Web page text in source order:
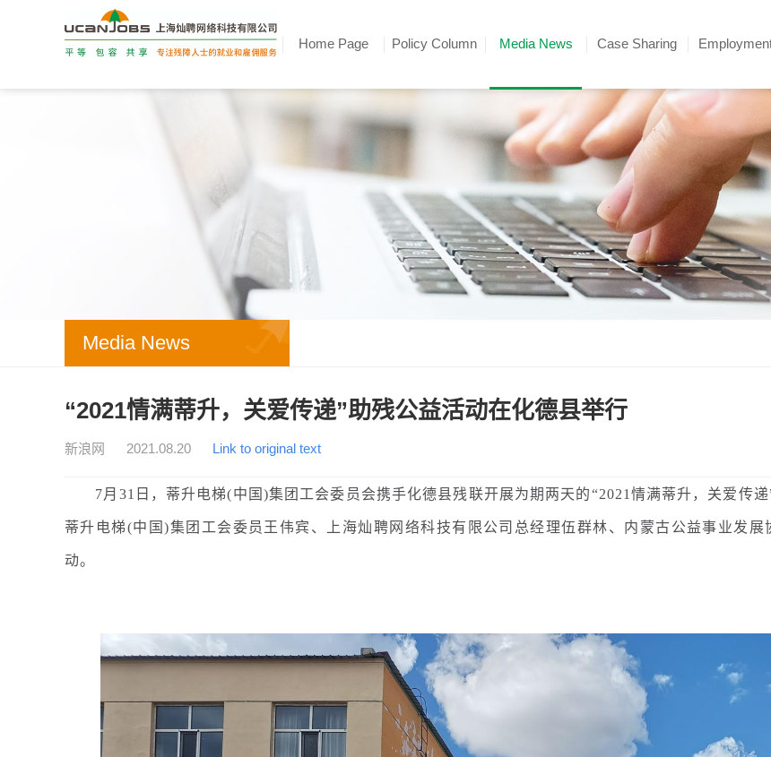
Home Page Policy Column Media News Case Sharing
Media News
“2021情满蒂升，关爱传递”助残公益活动在化德县举行
新浪网 2021.08.20 Link to original text
7月31日，蒂升电梯(中国)集团工会委员会携手化德县残联开展为期两天的“2021情满蒂升，关爱传递
蒂升电梯(中国)集团工会委员王伟宾、上海灿聘网络科技有限公司总经理伍群林、内蒙古公益事业发
动。